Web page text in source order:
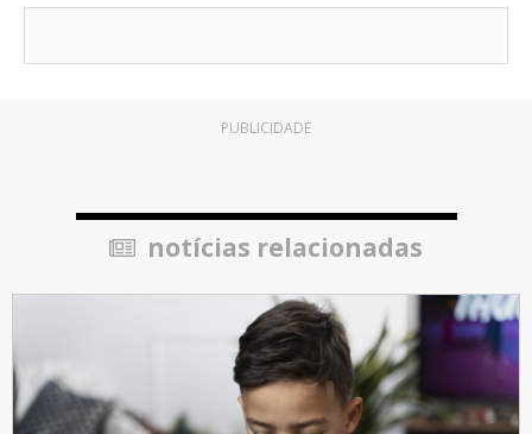
PUBLICIDADE
notícias relacionadas